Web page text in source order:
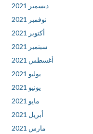
ديسمبر 2021
نوفمبر 2021
أكتوبر 2021
سبتمبر 2021
أغسطس 2021
يوليو 2021
يونيو 2021
مايو 2021
أبريل 2021
مارس 2021